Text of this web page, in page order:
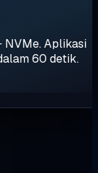
NVMe. Aplikasi
60 detik.